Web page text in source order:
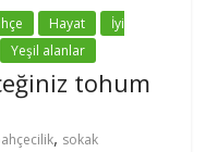
Hayat
İyi
Yeşil alanlar
tohum
, sokak